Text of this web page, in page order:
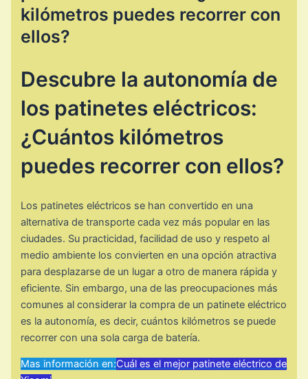
kilómetros puedes recorrer con
ellos?
Descubre la autonomía de
los patinetes eléctricos:
¿Cuántos kilómetros
puedes recorrer con ellos?
Los patinetes eléctricos se han convertido en una
alternativa de transporte cada vez más popular en las
ciudades. Su practicidad, facilidad de uso y respeto al
medio ambiente los convierten en una opción atractiva
para desplazarse de un lugar a otro de manera rápida y
eficiente. Sin embargo, una de las preocupaciones más
comunes al considerar la compra de un patinete eléctrico
es la autonomía, es decir, cuántos kilómetros se puede
recorrer con una sola carga de batería.
Mas información en:Cuál es el mejor patinete eléctrico de